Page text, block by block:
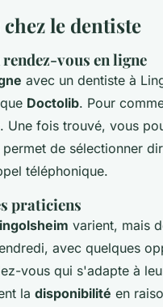
le dentiste
vous en ligne
avec un dentiste à
Doctolib. Pour
Une fois trouvé, vous
de sélectionner
téléphonique.
praticiens
varient, mais
avec quelques
vous qui s'adapte à
la disponibilité en